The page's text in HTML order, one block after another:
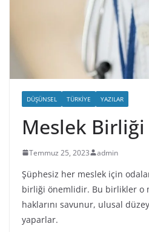
DÜŞÜNSEL TÜRKIYE YAZILAR
Meslek
Temmuz 25, 2023 admin
Şüphesiz her meslek için
birliği önemlidir. Bu birlikler o
haklarını savunur, ulusal
yaparlar.